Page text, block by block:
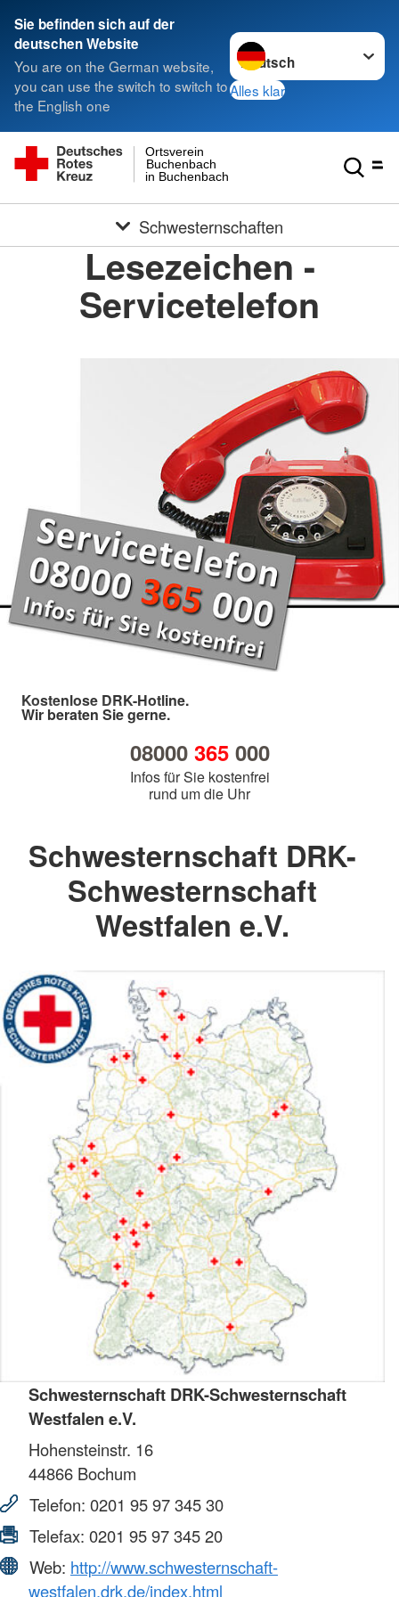
Sie befinden sich auf der
deutschen Website
You are on the German website,
you can use the switch to switch to
the English one
Sprache wechseln zu
Alles klar
in Buchenbach
Buchenbach
Ortsverein
Schwesternschaften
Lesezeichen -
Servicetelefon
Kostenlose DRK-Hotline.
Wir beraten Sie gerne.
08000 365000
Infos für Sie kostenfrei
rund um die Uhr
Schwesternschaft DRK-
Schwesternschaft
Westfalen e.V.
Schwesternschaft DRK-Schwesternschaft
Westfalen e.V.
Hohensteinstr. 16
44866 Bochum
Telefon: 0201 95 97 345 30
Telefax: 0201 95 97 345 20
Web: http://www.schwesternschaft-
westfalen.drk.de/index.html